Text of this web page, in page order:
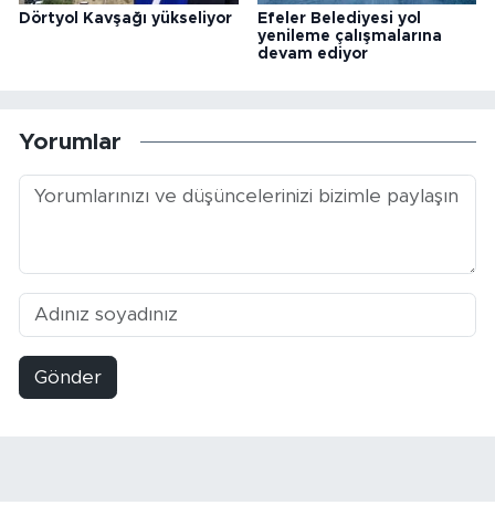
Dörtyol Kavşağı yükseliyor
Efeler Belediyesi yol
yenileme çalışmalarına
devam ediyor
Yorumlar
Gönder